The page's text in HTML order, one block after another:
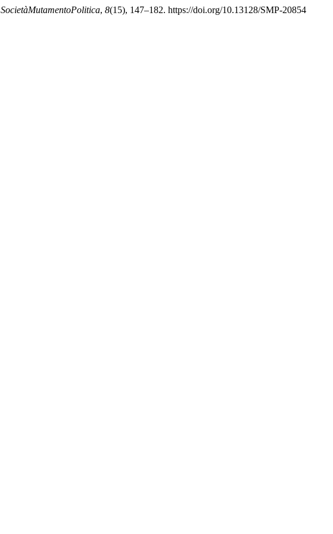
SocietàMutamentoPolitica, 8(15), 147–182. https://doi.org/10.13128/SMP-20854